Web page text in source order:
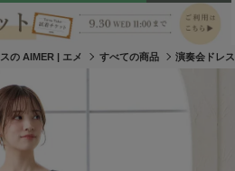
の AIMER | エメ すべての商品 演奏会ドレス